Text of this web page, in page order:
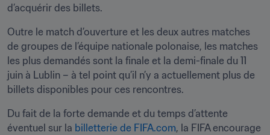
d’acquérir des billets.
Outre le match d’ouverture et les deux autres matches
de groupes de l’équipe nationale polonaise, les matches
les plus demandés sont la finale et la demi-finale du 11
juin à Lublin – à tel point qu’il n’y a actuellement plus de
billets disponibles pour ces rencontres.
Du fait de la forte demande et du temps d’attente
éventuel sur la billetterie de FIFA.com, la FIFA encourage